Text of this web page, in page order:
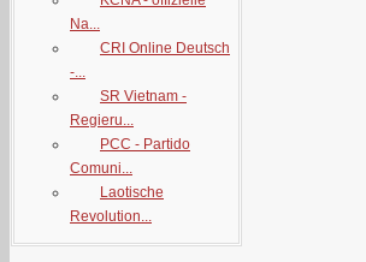
Na...
CRI Online Deutsch
-...
SR Vietnam -
Regieru...
PCC - Partido
Comuni...
Laotische
Revolution...